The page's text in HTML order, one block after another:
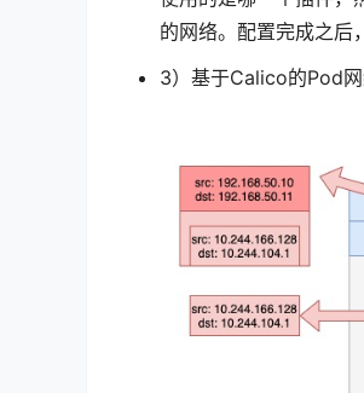
的网络。配置完成之后
3）基于Calico的Pod